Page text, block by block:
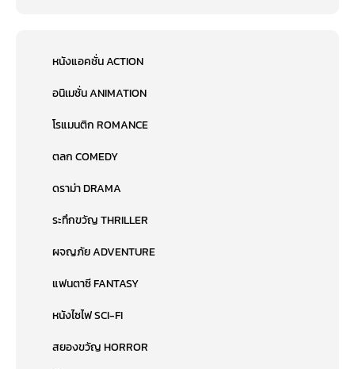
หนังแอคชั่น ACTION
อนิเมชั่น ANIMATION
โรแมนติก ROMANCE
ตลก COMEDY
ดราม่า DRAMA
ระทึกขวัญ THRILLER
ผจญภัย ADVENTURE
แฟนตาซี FANTASY
หนังไซไฟ SCI-FI
สยองขวัญ HORROR